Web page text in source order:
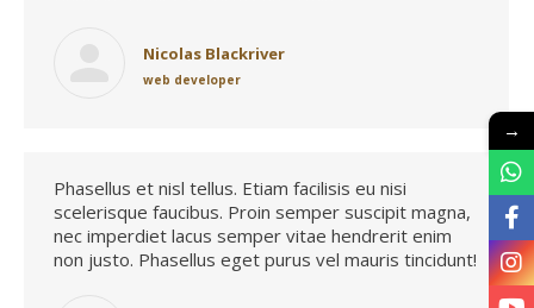
Nicolas Blackriver
web developer
Phasellus et nisl tellus. Etiam facilisis eu nisi
scelerisque faucibus. Proin semper suscipit magna,
nec imperdiet lacus semper vitae hendrerit enim
non justo. Phasellus eget purus vel mauris tincidunt!
→